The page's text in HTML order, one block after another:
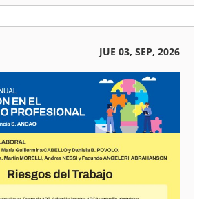
JUE 03, SEP, 2026